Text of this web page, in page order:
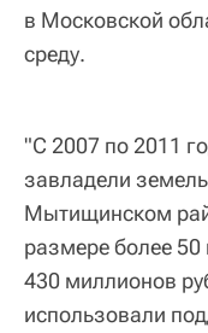
в Московской
среду.
"С 2007 по 2011
завладели
Мытищинском
размере более
430 миллионов
использовали